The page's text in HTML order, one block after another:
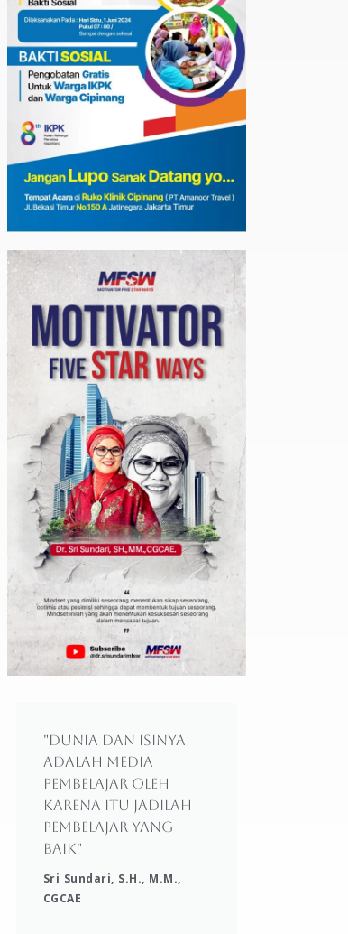
"Dunia dan isinya
adalah media
pembelajar oleh
karena itu jadilah
pembelajar yang
baik"
Sri Sundari, S.H., M.M.,
CGCAE